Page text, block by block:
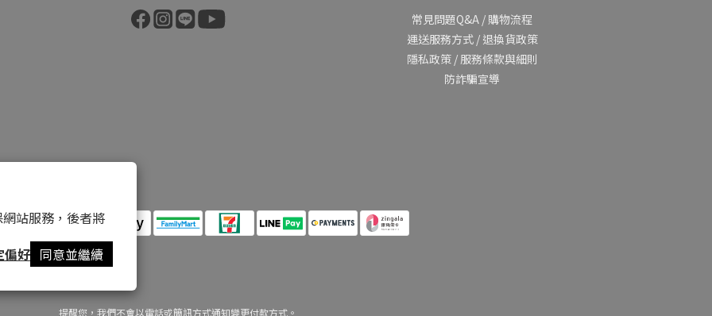
站服務，後者將
偏好 同意並繼續
常見問題Q&A / 購物流程
運送服務方式/ 退換貨政策
隱私政策/ 服務條款與細則
防詐騙宣導
提醒您，我們不會以電話或簡訊方式通知變更付款方式。